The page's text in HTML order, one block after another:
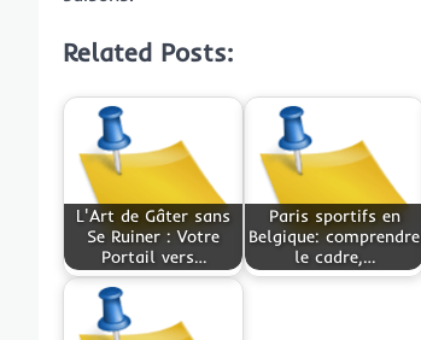
Related Posts:
L'Art de Gâter sans
Se Ruiner : Votre
Portail vers…
Paris sportifs en
Belgique: comprendre
le cadre,…